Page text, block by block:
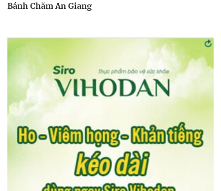
Bánh Chăm An Giang